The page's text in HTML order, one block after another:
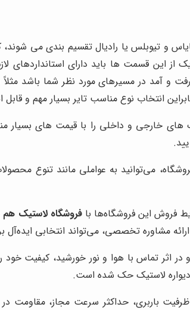
و تیوبلس یا رادیال تقسیم بندی می
و طوقه تشکیل می شود که هر یک از این قسمت ها باید دارای
و آمد در مسیرهای مورد نظر شما باشد
انتخاب نوع مناسب تایر بسیار مهم و
های خارجی و داخلی را با قیمت های بسیار
می‌توانید به عواملی مانند تنوع
فروش این فروشگاه‌ها بافروشگاه لاستیک هم
مشاوره تخصصی، می‌تواند انتخابی ایده‌آل
در اثر تماس با هوا و نور خورشید، کیفیت
دیواره لاستیک حک شده است.
باربری، حداکثر سرعت مجاز، مقاومت در